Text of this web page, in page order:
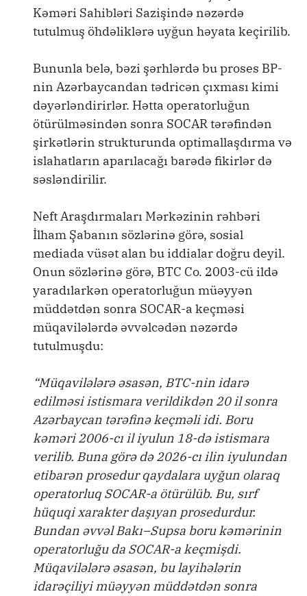
Kəməri Sahibləri Sazişində nəzərdə
tutulmuş öhdəliklərə uyğun həyata keçirilib.
Bununla belə, bəzi şərhlərdə bu proses BP-
nin Azərbaycandan tədricən çıxması kimi
dəyərləndirirlər. Hətta operatorluğun
ötürülməsindən sonra SOCAR tərəfindən
şirkətlərin strukturunda optimallaşdırma və
islahatların aparılacağı barədə fikirlər də
səsləndirilir.
Neft Araşdırmaları Mərkəzinin rəhbəri
İlham Şabanın sözlərinə görə, sosial
mediada vüsət alan bu iddialar doğru deyil.
Onun sözlərinə görə, BTC Co. 2003-cü ildə
yaradılarkən operatorluğun müəyyən
müddətdən sonra SOCAR-a keçməsi
müqavilələrdə əvvəlcədən nəzərdə
tutulmuşdu:
“Müqavilələrə əsasən, BTC-nin idarə
edilməsi istismara verildikdən 20 il sonra
Azərbaycan tərəfinə keçməli idi. Boru
kəməri 2006-cı il iyulun 18-də istismara
verilib. Buna görə də 2026-cı ilin iyulundan
etibarən prosedur qaydalara uyğun olaraq
operatorluq SOCAR-a ötürülüb. Bu, sırf
hüquqi xarakter daşıyan prosedurdur.
Bundan əvvəl Bakı–Supsa boru kəmərinin
operatorluğu da SOCAR-a keçmişdi.
Müqavilələrə əsasən, bu layihələrin
idarəçiliyi müəyyən müddətdən sonra